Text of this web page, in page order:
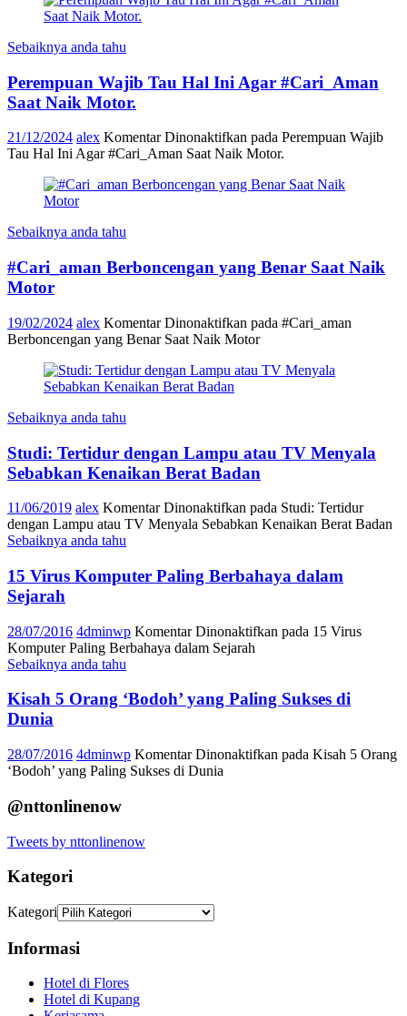
Sebaiknya anda tahu
Perempuan Wajib Tau Hal Ini Agar #Cari_Aman
Saat Naik Motor.
21/12/2024 alex Komentar Dinonaktifkan pada Perempuan Wajib
Tau Hal Ini Agar #Cari_Aman Saat Naik Motor.
Sebaiknya anda tahu
#Cari_aman Berboncengan yang Benar Saat Naik
Motor
19/02/2024 alex Komentar Dinonaktifkan pada #Cari_aman
Berboncengan yang Benar Saat Naik Motor
Sebaiknya anda tahu
Studi: Tertidur dengan Lampu atau TV Menyala
Sebabkan Kenaikan Berat Badan
11/06/2019 alex Komentar Dinonaktifkan pada Studi: Tertidur
dengan Lampu atau TV Menyala Sebabkan Kenaikan Berat Badan
Sebaiknya anda tahu
15 Virus Komputer Paling Berbahaya dalam
Sejarah
28/07/2016 4dminwp Komentar Dinonaktifkan pada 15 Virus
Komputer Paling Berbahaya dalam Sejarah
Sebaiknya anda tahu
Kisah 5 Orang ‘Bodoh’ yang Paling Sukses di
Dunia
28/07/2016 4dminwp Komentar Dinonaktifkan pada Kisah 5 Orang
‘Bodoh’ yang Paling Sukses di Dunia
@nttonlinenow
Tweets by nttonlinenow
Kategori
Kategori
Informasi
Hotel di Flores
Hotel di Kupang